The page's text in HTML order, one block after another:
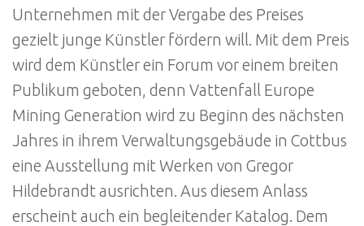
Unternehmen mit der Vergabe des Preises
gezielt junge Künstler fördern will. Mit dem Preis
wird dem Künstler ein Forum vor einem breiten
Publikum geboten, denn Vattenfall Europe
Mining Generation wird zu Beginn des nächsten
Jahres in ihrem Verwaltungsgebäude in Cottbus
eine Ausstellung mit Werken von Gregor
Hildebrandt ausrichten. Aus diesem Anlass
erscheint auch ein begleitender Katalog. Dem